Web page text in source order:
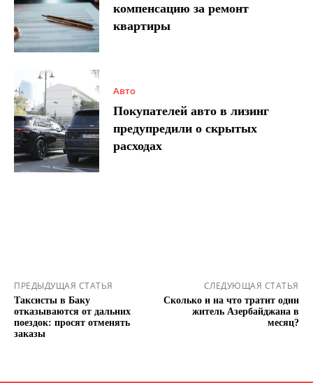
компенсацию за ремонт
квартиры
Авто
Покупателей авто в лизинг
предупредили о скрытых
расходах
ПРЕДЫДУЩАЯ СТАТЬЯ
Таксисты в Баку
отказываются от дальних
поездок: просят отменять
заказы
СЛЕДУЮЩАЯ СТАТЬЯ
Сколько и на что тратит один
житель Азербайджана в
месяц?